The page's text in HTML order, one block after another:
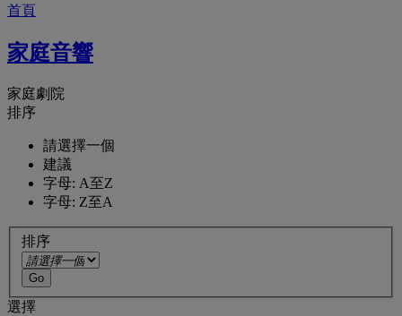
首頁
家庭音響
家庭劇院
排序
請選擇一個
建議
字母: A至Z
字母: Z至A
排序
Go
選擇